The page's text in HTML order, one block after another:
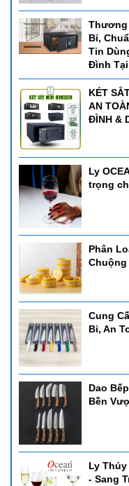
Thương
Bỉ,
Tin
Đình
KÉT
AN
ĐÌNH &
Ly
trọng
Phân
Chuộng
Cung
Bỉ, An
Dao
Bền
Ly
- Sang